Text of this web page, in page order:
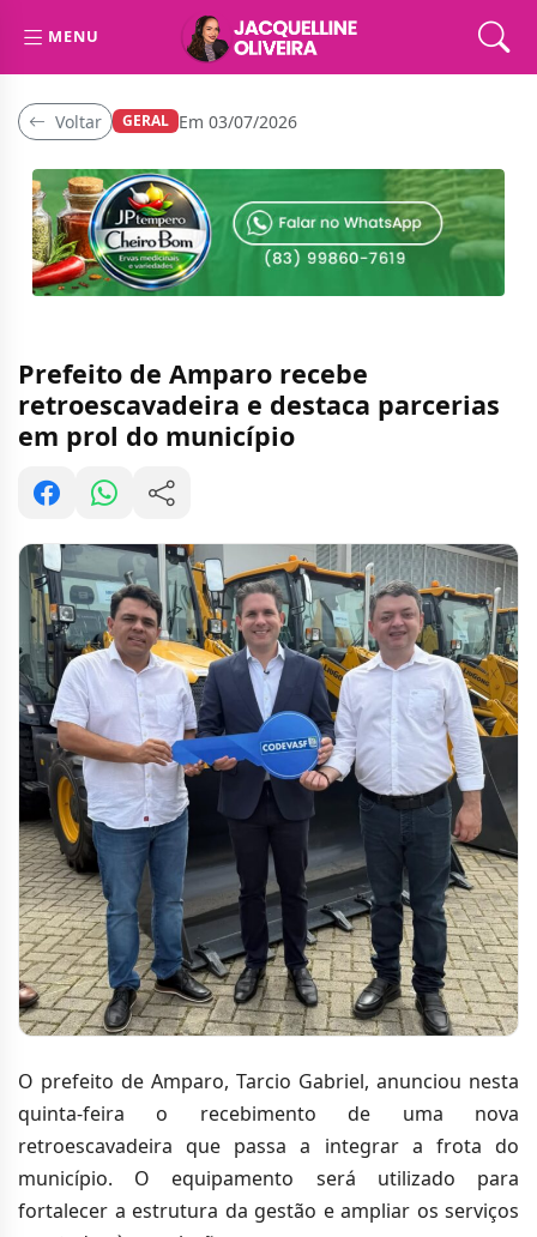
MENU
Voltar GERAL Em 03/07/2026
Prefeito de Amparo recebe
retroescavadeira e destaca parcerias
em prol do município
O prefeito de Amparo, Tarcio Gabriel, anunciou nesta
quinta-feira o recebimento de uma nova
retroescavadeira que passa a integrar a frota do
município. O equipamento será utilizado para
fortalecer a estrutura da gestão e ampliar os serviços